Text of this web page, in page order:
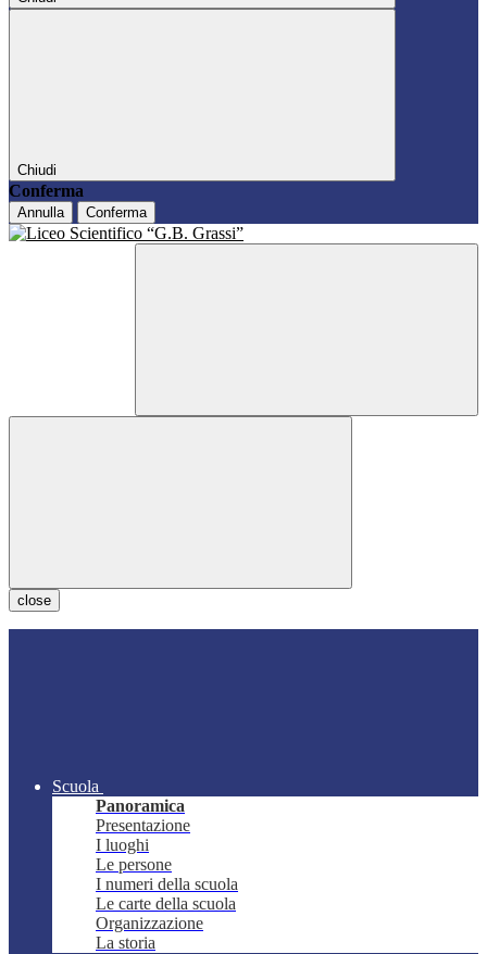
Chiudi
Conferma
Annulla Conferma
close
Scuola
Panoramica
Presentazione
I luoghi
Le persone
I numeri della scuola
Le carte della scuola
Organizzazione
La storia